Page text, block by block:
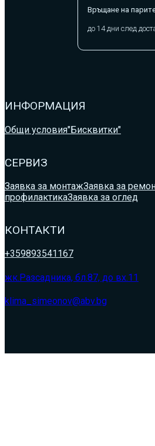
Връщане на
до 14 дни след
ИНФОРМАЦИЯ
Общи условия"Бисквитки"
СЕРВИЗ
Заявка за монтажЗаявка за
профилактикаЗаявка за оглед
КОНТАКТИ
+359893541167
жк.Разсадника, бл.87, до вх.11
klima_simeonov@abv.bg